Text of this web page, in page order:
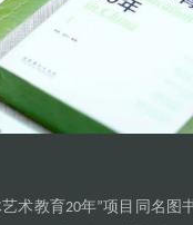
术教育20年”项目同名图